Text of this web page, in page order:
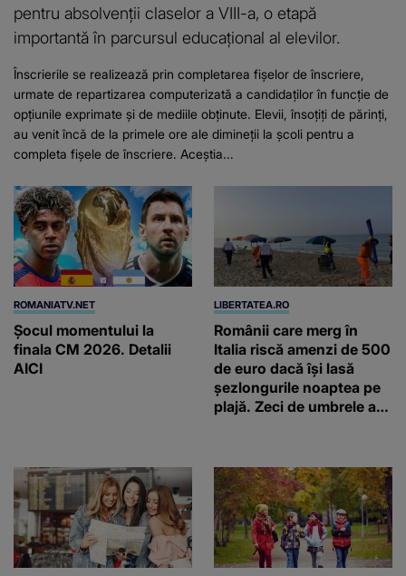
pentru absolvenții claselor a VIII-a, o etapă
importantă în parcursul educațional al elevilor.
Înscrierile se realizează prin completarea fișelor de înscriere,
urmate de repartizarea computerizată a candidaților în funcție de
opțiunile exprimate și de mediile obținute. Elevii, însoțiți de părinți,
au venit încă de la primele ore ale dimineții la școli pentru a
completa fișele de înscriere. Aceștia...
ROMANIATV.NET
Şocul momentului la
finala CM 2026. Detalii
AICI
LIBERTATEA.RO
Românii care merg în
Italia riscă amenzi de 500
de euro dacă își lasă
șezlongurile noaptea pe
plajă. Zeci de umbrele au